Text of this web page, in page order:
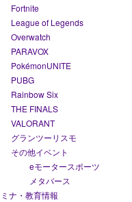
Fortnite
League of Legends
Overwatch
PARAVOX
PokémonUNITE
PUBG
Rainbow Six
THE FINALS
VALORANT
グランツーリスモ
その他イベント
eモータースポーツ
メタバース
ナ・教育情報